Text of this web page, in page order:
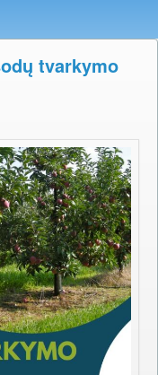
tvarkymo